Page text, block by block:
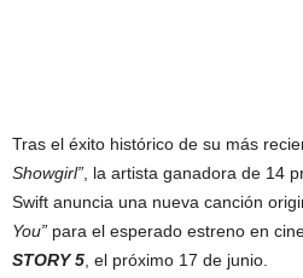
Tras el éxito histórico de su más
Showgirl” , la artista ganadora de 14
Swift anuncia una nueva canción
You” para el esperado estreno en
STORY 5 , el próximo 17 de junio.